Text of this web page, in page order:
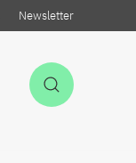
Newsletter